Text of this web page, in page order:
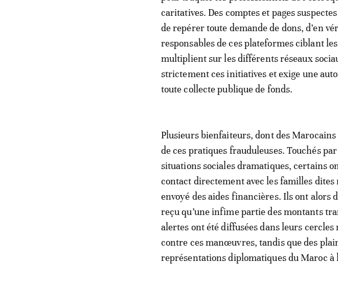
caritatives. Des comptes et pages
de repérer toute demande de dons, d’en
responsables de ces plateformes ciblant
multiplient sur les différents réseaux
strictement ces initiatives et exige une
toute collecte publique de fonds.
Plusieurs bienfaiteurs, dont des
de ces pratiques frauduleuses. Touchés
situations sociales dramatiques, certains
contact directement avec les familles
envoyé des aides financières. Ils ont alors
reçu qu’une infime partie des montants
alertes ont été diffusées dans leurs
contre ces manœuvres, tandis que des
représentations diplomatiques du Maroc à